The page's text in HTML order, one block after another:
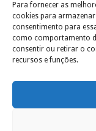
Para fornecer as
cookies para
consentimento para
como comportamento
consentir ou retirar o
recursos e funções.
Clique